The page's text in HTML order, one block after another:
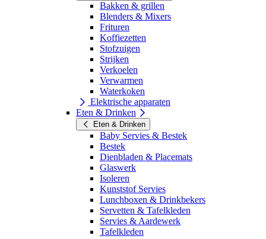
Bakken & grillen
Blenders & Mixers
Frituren
Koffiezetten
Stofzuigen
Strijken
Verkoelen
Verwarmen
Waterkoken
Elektrische apparaten
Eten & Drinken
Eten & Drinken
Baby Servies & Bestek
Bestek
Dienbladen & Placemats
Glaswerk
Isoleren
Kunststof Servies
Lunchboxen & Drinkbekers
Servetten & Tafelkleden
Servies & Aardewerk
Tafelkleden